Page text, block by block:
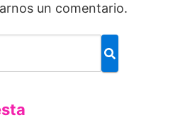
un comentario.